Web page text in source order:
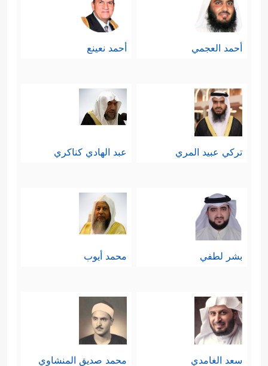
أحمد العجمي أحمد نعينع
تركي عبيد المري عبد الهادي كناكري
بشر لطفي محمد أيوب
سعد الغامدي محمد صديق المنشاوي